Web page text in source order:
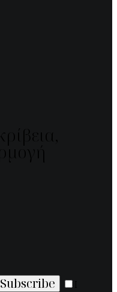
Subscribe